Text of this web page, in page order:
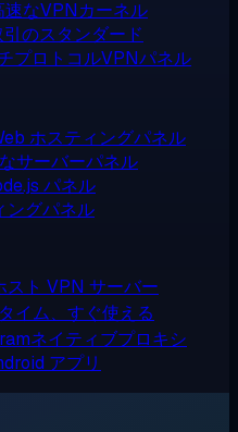
速なVPNカーネル
のスタンダード
プロトコルVPNパネル
ホスティングパネル
サーバーパネル
パネル
ングパネル
スト VPN サーバー
イム、すぐ使える
ネイティブプロキシ
アプリ